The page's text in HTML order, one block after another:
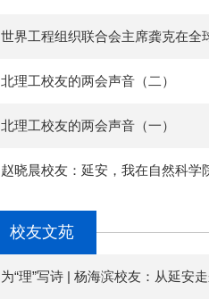
世界工程组织联合会主席龚克在全
北理工校友的两会声音（二）
北理工校友的两会声音（一）
赵晓晨校友：延安，我在自然科学
校友文苑
为“理”写诗 | 杨海滨校友：从延安